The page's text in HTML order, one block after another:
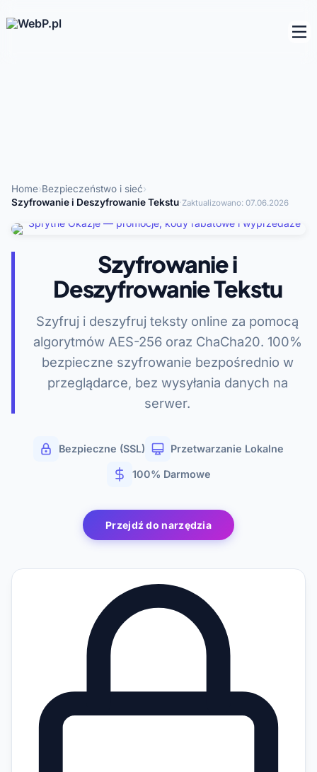
Home›Bezpieczeństwo i sieć›
Szyfrowanie i Deszyfrowanie Tekstu·Zaktualizowano: 07.06.2026
Szyfrowanie i
Deszyfrowanie Tekstu
Szyfruj i deszyfruj teksty online za pomocą
algorytmów AES-256 oraz ChaCha20. 100%
bezpieczne szyfrowanie bezpośrednio w
przeglądarce, bez wysyłania danych na
serwer.
Bezpieczne (SSL) Przetwarzanie Lokalne
100% Darmowe
Przejdź do narzędzia